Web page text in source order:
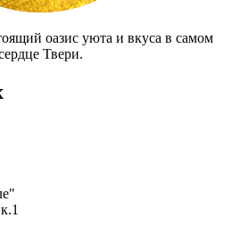
оазис уюта и вкуса в самом
Твери.